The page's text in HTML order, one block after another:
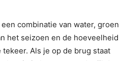
combinatie van water, groen
het seizoen en de hoeveelheid
Als je op de brug staat